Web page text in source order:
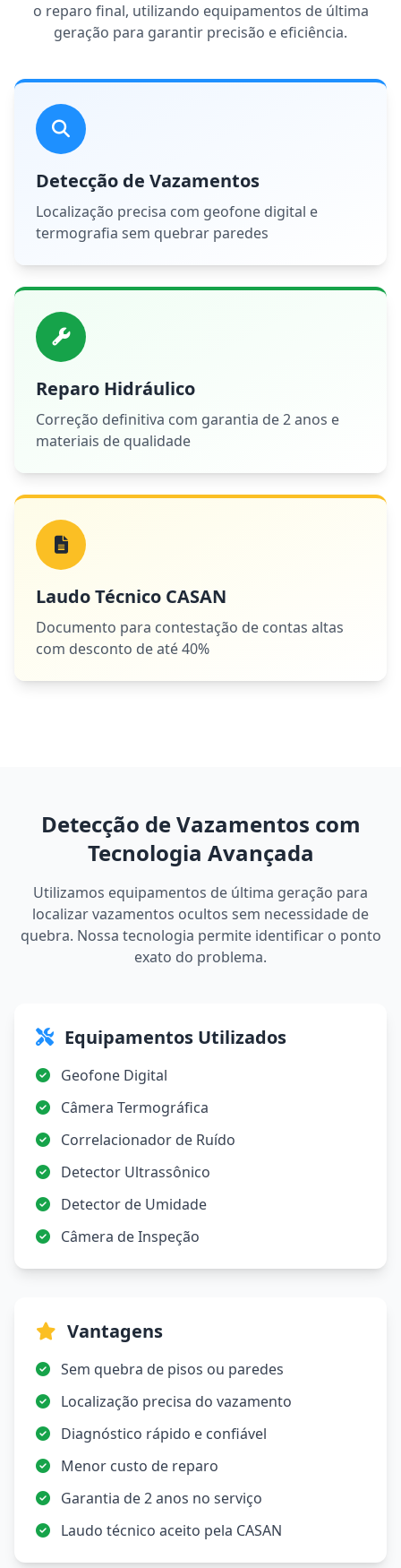
o reparo final, utilizando equipamentos de última
geração para garantir precisão e eficiência.
Detecção de Vazamentos
Localização precisa com geofone digital e
termografia sem quebrar paredes
Reparo Hidráulico
Correção definitiva com garantia de 2 anos e
materiais de qualidade
Laudo Técnico CASAN
Documento para contestação de contas altas
com desconto de até 40%
Detecção de Vazamentos com
Tecnologia Avançada
Utilizamos equipamentos de última geração para
localizar vazamentos ocultos sem necessidade de
quebra. Nossa tecnologia permite identificar o ponto
exato do problema.
Equipamentos Utilizados
Geofone Digital
Câmera Termográfica
Correlacionador de Ruído
Detector Ultrassônico
Detector de Umidade
Câmera de Inspeção
Vantagens
Sem quebra de pisos ou paredes
Localização precisa do vazamento
Diagnóstico rápido e confiável
Menor custo de reparo
Garantia de 2 anos no serviço
Laudo técnico aceito pela CASAN